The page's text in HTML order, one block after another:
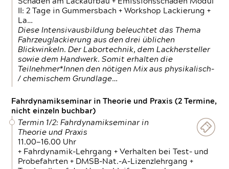
II: 2 Tage in Gummersbach + Workshop Lackierung +
La…
Diese Intensivausbildung beleuchtet das Thema
Fahrzeuglackierung aus den drei üblichen
Blickwinkeln. Der Labortechnik, dem Lackhersteller
sowie dem Handwerk. Somit erhalten die
Teilnehmer*Innen den nötigen Mix aus physikalisch-
/ chemischem Grundlage…
Fahrdynamikseminar in Theorie und Praxis (2 Termine,
nicht einzeln buchbar)
Termin 1/2: Fahrdynamikseminar in
Theorie und Praxis
11.00—16.00 Uhr
+ Fahrdynamik-Lehrgang + Verhalten bei Test- und
Probefahrten + DMSB-Nat.-A-Lizenzlehrgang +